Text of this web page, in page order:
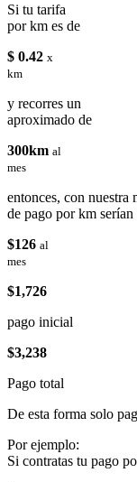
Si tu tarifa
por km es de
$ 0.42 x
km
y recorres un
aproximado de
300km al
mes
entonces, con nuestra
de pago por km serían
$126 al
mes
$1,726
pago inicial
$3,238
Pago total
De esta forma solo
Por ejemplo:
Si contratas tu pago